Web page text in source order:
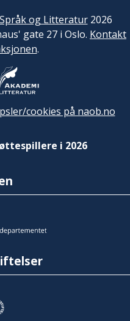
og Litteratur2026
gate 27 i Oslo. Kontakt
.
cookies på naob.no
i 2026